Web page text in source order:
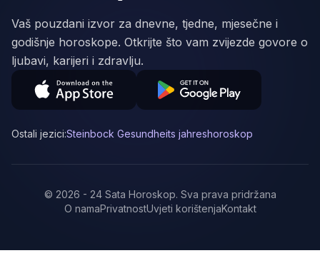
Vaš pouzdani izvor za dnevne, tjedne, mjesečne i
godišnje horoskope. Otkrijte što vam zvijezde govore o
ljubavi, karijeri i zdravlju.
Ostali jezici:Steinbock Gesundheits jahreshoroskop
© 2026 - 24 Sata Horoskop. Sva prava pridržana
O namaPrivatnostUvjeti korištenjaKontakt